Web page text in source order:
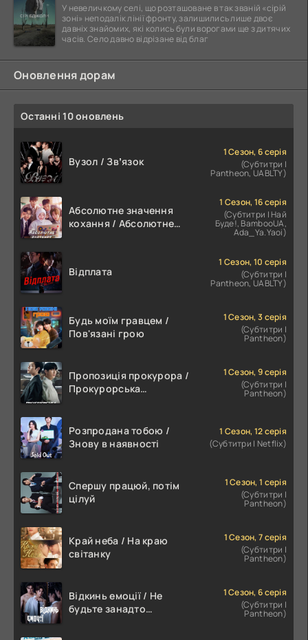
У невеличкому селі, що розташоване в так званій «сірій
зоні» неподалік лінії фронту, залишились лише двоє
давніх знайомих, які колись були ворогами ще з дитячих
часів. Село давно відрізане від благ
Оновлення дорам
Останні 10 оновлень
Вузол / Звʼязок
1 Сезон, 6 серія
(Субтитри |
Pantheon, UABLTY)
Абсолютне значення
кохання / Абсолютне
1 Сезон, 16 серія
(Субтитри | Най
Буде!, BambooUA,
Ada_Ya.Yaoi)
Відплата
1 Сезон, 10 серія
(Субтитри |
Pantheon, UABLTY)
Будь моїм гравцем /
Пов'язані грою
1 Сезон, 3 серія
(Субтитри |
Pantheon)
Пропозиція прокурора /
Прокурорська
1 Сезон, 9 серія
(Субтитри |
Pantheon)
Розпродана тобою /
Знову в наявності
1 Сезон, 12 серія
(Субтитри | Netflix)
Спершу працюй, потім
цілуй
1 Сезон, 1 серія
(Субтитри |
Pantheon)
Край неба / На краю
світанку
1 Сезон, 7 серія
(Субтитри |
Pantheon)
Відкинь емоції / Не
будьте занадто
1 Сезон, 6 серія
(Субтитри |
Pantheon)